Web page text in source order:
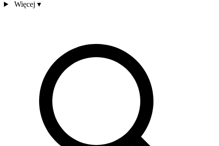
Więcej ▾